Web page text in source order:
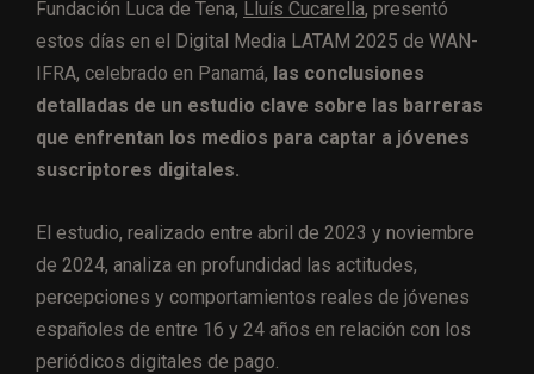
Fundación Luca de Tena, Lluís Cucarella, presentó
estos días en el Digital Media LATAM 2025 de WAN-
IFRA, celebrado en Panamá, las conclusiones
detalladas de un estudio clave sobre las barreras
que enfrentan los medios para captar a jóvenes
suscriptores digitales.
El estudio, realizado entre abril de 2023 y noviembre
de 2024, analiza en profundidad las actitudes,
percepciones y comportamientos reales de jóvenes
españoles de entre 16 y 24 años en relación con los
periódicos digitales de pago.